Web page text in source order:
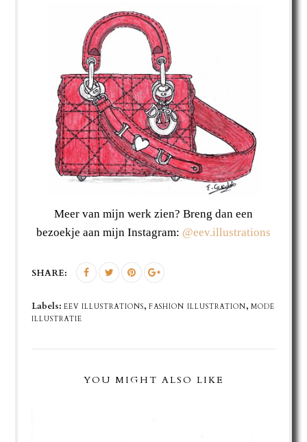
Meer van mijn werk zien? Breng dan een
bezoekje aan mijn Instagram: @eev.illustrations
SHARE:
Labels:EEV ILLUSTRATIONS,FASHION ILLUSTRATION,MODE
ILLUSTRATIE
YOU MIGHT ALSO LIKE